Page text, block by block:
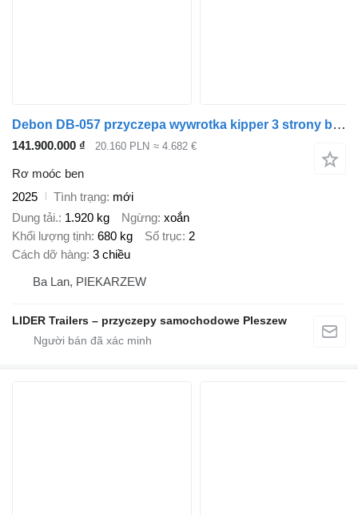
Debon DB-057 przyczepa wywrotka kipper 3 strony burty alu pompa DMC 26
141.900.000 ₫ 20.160 PLN ≈ 4.682 €
Rơ moóc ben
2025
Tình trạng mới
Dung tải. 1.920 kg Ngừng xoắn
Khối lượng tịnh 680 kg Số trục 2
Cách dỡ hàng 3 chiều
Ba Lan, PIEKARZEW
LIDER Trailers – przyczepy samochodowe Pleszew